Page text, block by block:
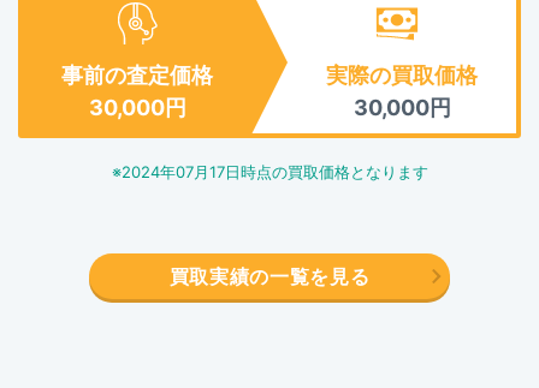
事前の査定価格
30,000円
実際の買取価格
30,000円
※2024年07月17日時点の買取価格となります
買取実績の一覧を見る